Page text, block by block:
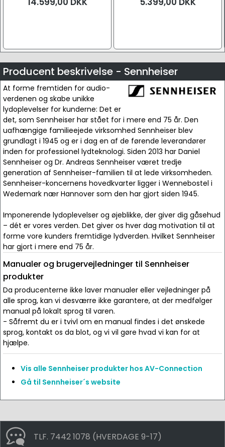
Producent beskrivelse - Sennheiser
At forme fremtiden for audio-
verdenen og skabe unikke
lydoplevelser for kunderne: Det er
det, som Sennheiser har stået for i mere end 75 år. Den
uafhængige familieejede virksomhed Sennheiser blev
grundlagt i 1945 og er i dag en af de førende leverandører
inden for professionel lydteknologi. Siden 2013 har Daniel
Sennheiser og Dr. Andreas Sennheiser været tredje
generation af Sennheiser-familien til at lede virksomheden.
Sennheiser-koncernens hovedkvarter ligger i Wennebostel i
Wedemark nær Hannover som den har gjort siden 1945.
Imponerende lydoplevelser og øjeblikke, der giver dig gåsehud
– dét er vores verden. Det giver os hver dag motivation til at
forme vore kunders fremtidige lydverden. Hvilket Sennheiser
har gjort i mere end 75 år.
Manualer og brugervejledninger til Sennheiser
produkter
Da producenterne ikke laver manualer eller vejledninger på
alle sprog, kan vi desværre ikke garantere, at der medfølger
manual på lokalt sprog til varen.
- Såfremt du er i tvivl om en manual findes i det ønskede
sprog, kontakt os da blot, og vi vil gøre hvad vi kan for at
hjælpe.
Vis alle Sennheiser produkter hos AV-Connection
Gå til Sennheiser´s website
TLF. 7442 1078 (HVERDAGE 9-17)